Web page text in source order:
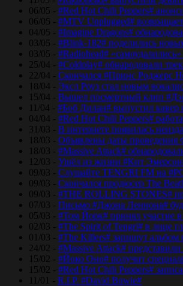
06/05 - #Red Hot Chili Peppers#
06/05 - #MTV Unplugged#
04/05 - #Imagine Dragons#
03/05 - #Blink-182# поделились
03/05 - #Radiohead#
25/04 - #Coldplay# обнародовали
22/04 - Скончался #Принс Роджерс
18/04 - Эксл Роуз стал новым
15/04 - Вышел посмертный клип
11/04 - #Боб Дилан# выпустил
04/04 - #Red Hot Chili Peppers#
31/03 - В интернете появилась
18/03 - Объявлены даты проведения
18/03 - #Massive Attack#
12/03 - Ушёл из жизни #Кит
09/03 - Слушайте TENGRI FM на
09/03 - Скончался продюсер The
09/03 - #THE ROLLING STONES#
07/03 - Письмо #Джона Леннона#
05/03 - #Том Йорк# принял участие
02/03 - #The Spirit of Tengri# в лице
01/03 - #The Killers# запишут
24/02 - #Massive Attack#
15/02 - #Йоко Оно# получит
15/02 - #Red Hot Chili Peppers#
11/01 - R.I.P. #David Bowie#